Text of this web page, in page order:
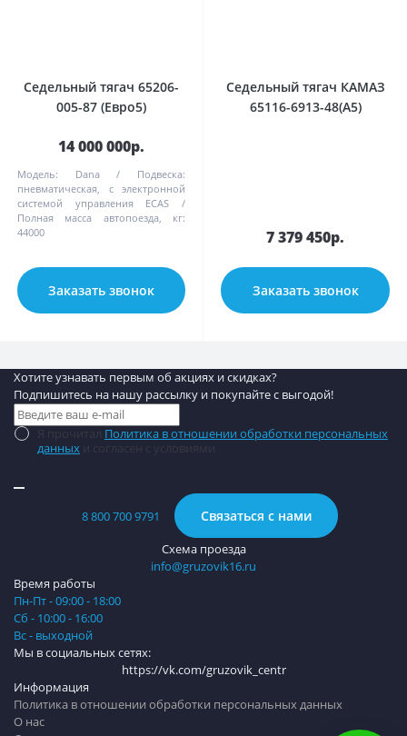
Седельный тягач 65206-
005-87 (Евро5)
14 000 000р.
Модель: Dana
Подвеска:
пневматическая, с электронной
системой управления ECAS
Полная масса автопоезда, кг:
44000
Заказать звонок
Седельный тягач КАМАЗ
65116-6913-48(A5)
7 379 450р.
Заказать звонок
Хотите узнавать первым об акциях и скидках?
Подпишитесь на нашу рассылку и покупайте с выгодой!
Политика в отношении обработки персональных
данных
8 800 700 9791 Связаться с нами
Схема проезда
info@gruzovik16.ru
Информация
Политика в отношении обработки персональных данных
О нас
Время работы
Пн-Пт - 09:00 - 18:00
Сб - 10:00 - 16:00
Вс - выходной
Мы в социальных сетях:
https://vk.com/gruzovik_centr